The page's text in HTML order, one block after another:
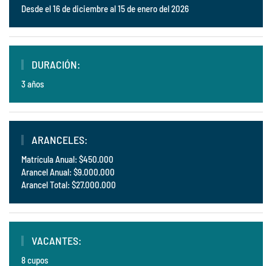
Desde el 16 de diciembre al 15 de enero del 2026
DURACIÓN:
3 años
ARANCELES:
Matrícula Anual: $450.000
Arancel Anual: $9.000.000
Arancel Total: $27.000.000
VACANTES:
8 cupos